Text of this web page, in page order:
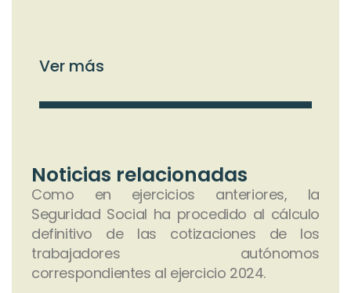
Como en ejercicios anteriores, la
Seguridad Social ha procedido al cálculo
definitivo de las cotizaciones de los
trabajadores autónomos
correspondientes al ejercicio 2024.
Noticias relacionadas
Ver más